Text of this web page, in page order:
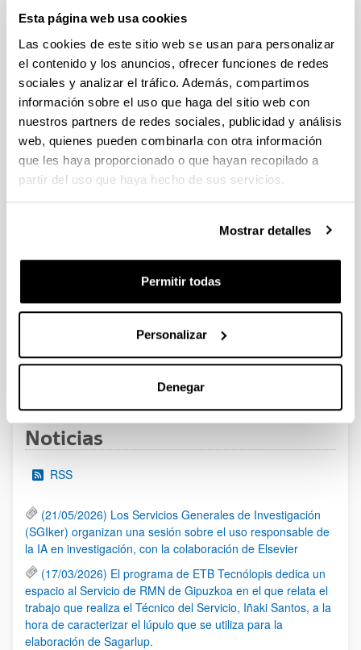
Esta página web usa cookies
Las cookies de este sitio web se usan para personalizar
el contenido y los anuncios, ofrecer funciones de redes
sociales y analizar el tráfico. Además, compartimos
información sobre el uso que haga del sitio web con
nuestros partners de redes sociales, publicidad y análisis
web, quienes pueden combinarla con otra información
que les haya proporcionado o que hayan recopilado a
partir del uso que haya hecho de sus servicios.
Mostrar detalles
Permitir todas
Personalizar
Denegar
30/05/2023 a las 18:00, hora peninsular. Ver documento de
procedimiento interno.
Fundación BBVA: Becas Leonardo a investigadores en
Física
Se han publicado la convocatoria. El plazo para presentar las
solicitudes finaliza el 28/02/2023 a las 18:00
PIFG22/40: “Modelización fotoquímica de la contaminación
por ozono y precursores en atmósfera”,
Plazo de presentación cerrado: 10/01/2023 - 30/01/2023 23:59
15/02/2023 Se ha publicado la propuesta de adjudicación
Plazo de presentación cerrado: 24/01/2023 - 07/02/2023 14:00
El plazo para presentar las solicitudes finaliza el 07/02/2023 a
Páginas intermedias Use TAB para desplazarse.
PáginaPágina
Noticias
RSS
(21/05/2026) Los Servicios Generales de Investigación
(SGIker) organizan una sesión sobre el uso responsable de
la IA en investigación, con la colaboración de Elsevier
(17/03/2026) El programa de ETB Tecnólopis dedica un
espacio al Servicio de RMN de Gipuzkoa en el que relata el
trabajo que realiza el Técnico del Servicio, Iñaki Santos, a la
hora de caracterizar el lúpulo que se utiliza para la
elaboración de Sagarlup.